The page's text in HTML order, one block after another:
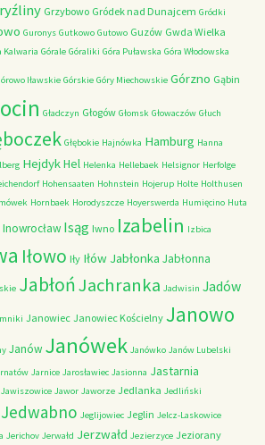
Grzybowo Gródek nad Dunajcem Gródki
Guronys Gutkowo Gutowo Guzów Gwda Wielka
Kalwaria Górale Góraliki Góra Puławska Góra Włodowska
Iławskie Górskie Góry Miechowskie Górzno Gąbin
Gładczyn Głogów Głomsk Głowaczów Głuch
Głębokie Hajnówka Hamburg Hanna
HejdykHel Helenka Hellebaek Helsignor Herfolge
Hohensaaten Hohnstein Hojerup Holte Holthusen
Hornbaek Horodyszcze Hoyerswerda Humięcino Huta
Inowrocław Isąg Iwno Izabelin Izbica
Iłowo Iły Iłów Jabłonka Jabłonna
JabłońJachranka Jadwisin Jadów
Janowiec Janowiec Kościelny Janowo
Janów Janówek Janówko Janów Lubelski
Jarnice Jarosławiec Jasionna Jastarnia
Jawiszowice Jawor Jaworze Jedlanka Jedliński
Jedwabno Jeglijowiec Jeglin Jelcz-Laskowice
Jerichov Jerwałd Jerzwałd Jezierzyce Jeziorany